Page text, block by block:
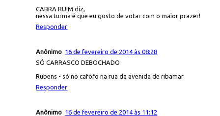
CABRA RUIM diz,
nessa turma é que eu gosto de votar com o maior prazer!
Responder
Anônimo 16 de fevereiro de 2014 às 08:28
SÓ CARRASCO DEBOCHADO
Rubens - só no cafofo na rua da avenida de ribamar
Responder
Anônimo 16 de fevereiro de 2014 às 11:12